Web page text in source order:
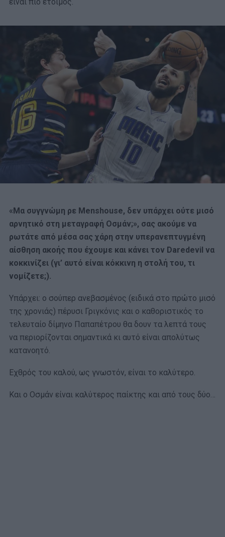
«Μα συγγνώμη ρε Menshouse, δεν υπάρχει ούτε μισό
αρνητικό στη μεταγραφή Οσμάν;», σας ακούμε να
ρωτάτε από μέσα σας χάρη στην υπερανεπτυγμένη
αίσθηση ακοής που έχουμε και κάνει τον Daredevil να
κοκκινίζει (γι’ αυτό είναι κόκκινη η στολή του, τι
νομίζετε;).
Υπάρχει: ο σούπερ ανεβασμένος (ειδικά στο πρώτο μισό
της χρονιάς) πέρυσι Γριγκόνις και ο καθοριστικός το
τελευταίο δίμηνο Παπαπέτρου θα δουν τα λεπτά τους
να περιορίζονται σημαντικά κι αυτό είναι απολύτως
κατανοητό.
Εχθρός του καλού, ως γνωστόν, είναι το καλύτερο.
Και ο Οσμάν είναι καλύτερος παίκτης και από τους δύο…